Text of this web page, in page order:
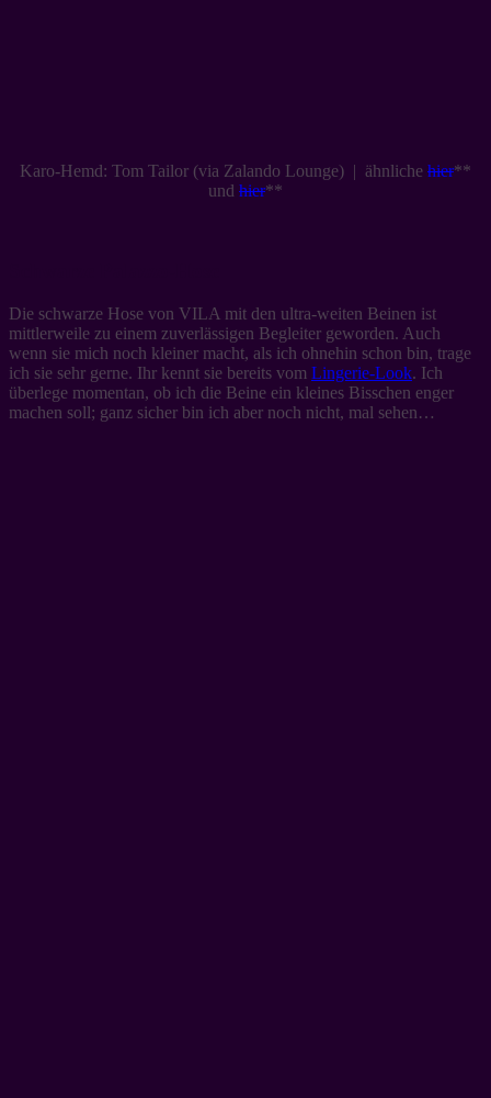
Karo-Hemd: Tom Tailor (via Zalando Lounge) | ähnliche hier**
und hier**
Die schwarze Hose von VILA mit den ultra-weiten Beinen ist
mittlerweile zu einem zuverlässigen Begleiter geworden. Auch
wenn sie mich noch kleiner macht, als ich ohnehin schon bin, trage
ich sie sehr gerne. Ihr kennt sie bereits vom Lingerie-Look. Ich
überlege momentan, ob ich die Beine ein kleines Bisschen enger
machen soll; ganz sicher bin ich aber noch nicht, mal sehen…